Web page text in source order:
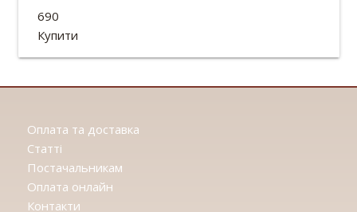
Діаметр:13см
690
Купити
Оплата та доставка
Статтi
Постачальникам
Оплата онлайн
Контакти